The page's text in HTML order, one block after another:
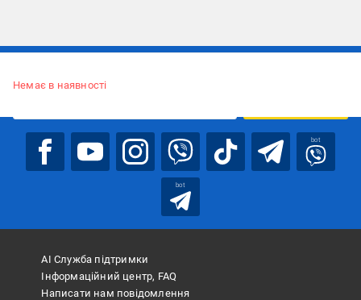
Немає в наявності
bot
bot
АІ Служба підтримки
Інформаційний центр, FAQ
Написати нам повідомлення